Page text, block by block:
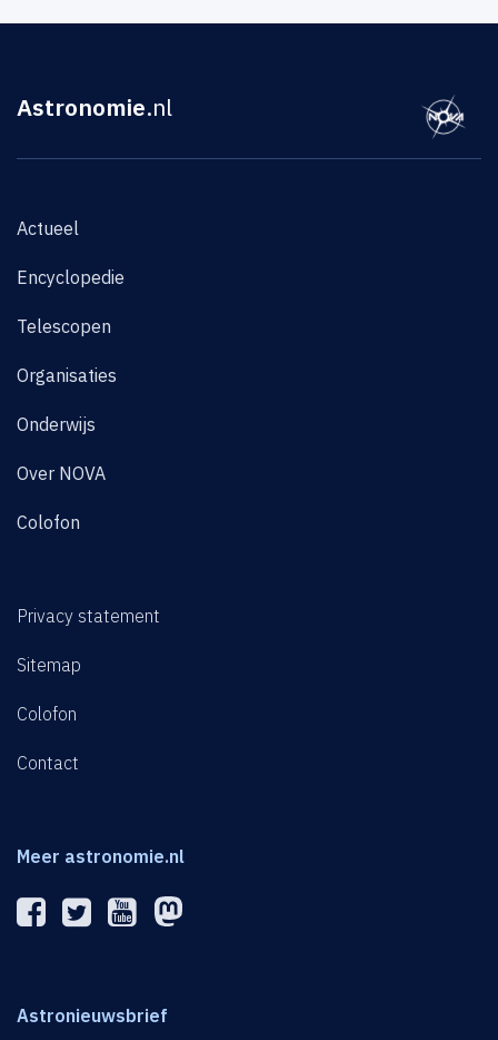
Astronomie.nl
Actueel
Encyclopedie
Telescopen
Organisaties
Onderwijs
Over NOVA
Colofon
Privacy statement
Sitemap
Colofon
Contact
Meer astronomie.nl
Astronieuwsbrief